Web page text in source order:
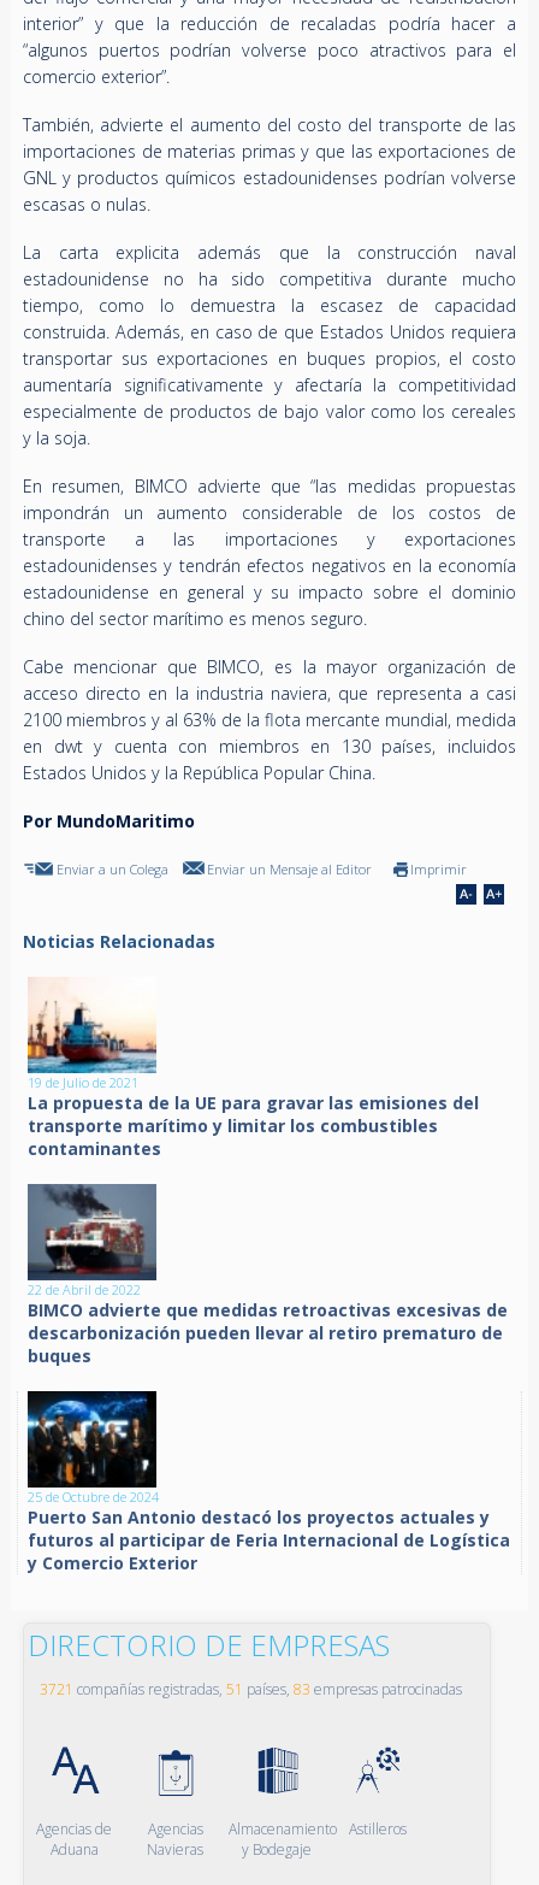
interior” y que la reducción de recaladas podría hacer a
“algunos puertos podrían volverse poco atractivos para el
comercio exterior”.
También, advierte el aumento del costo del transporte de las
importaciones de materias primas y que las exportaciones de
GNL y productos químicos estadounidenses podrían volverse
escasas o nulas.
La carta explicita además que la construcción naval
estadounidense no ha sido competitiva durante mucho
tiempo, como lo demuestra la escasez de capacidad
construida. Además, en caso de que Estados Unidos requiera
transportar sus exportaciones en buques propios, el costo
aumentaría significativamente y afectaría la competitividad
especialmente de productos de bajo valor como los cereales
y la soja.
En resumen, BIMCO advierte que “las medidas propuestas
impondrán un aumento considerable de los costos de
transporte a las importaciones y exportaciones
estadounidenses y tendrán efectos negativos en la economía
estadounidense en general y su impacto sobre el dominio
chino del sector marítimo es menos seguro.
Cabe mencionar que BIMCO, es la mayor organización de
acceso directo en la industria naviera, que representa a casi
2100 miembros y al 63% de la flota mercante mundial, medida
en dwt y cuenta con miembros en 130 países, incluidos
Estados Unidos y la República Popular China.
Por MundoMaritimo
Enviar a un Colega Enviar un Mensaje al Editor Imprimir
Noticias Relacionadas
19 de Julio de 2021
La propuesta de la UE para gravar las emisiones del
transporte marítimo y limitar los combustibles
contaminantes
22 de Abril de 2022
BIMCO advierte que medidas retroactivas excesivas de
descarbonización pueden llevar al retiro prematuro de
buques
25 de Octubre de 2024
Puerto San Antonio destacó los proyectos actuales y
futuros al participar de Feria Internacional de Logística
y Comercio Exterior
DIRECTORIO DE EMPRESAS
3721 compañías registradas, 51 países, 83 empresas patrocinadas
Agencias de
Aduana
Agencias
Navieras
Almacenamiento
y Bodegaje
Astilleros